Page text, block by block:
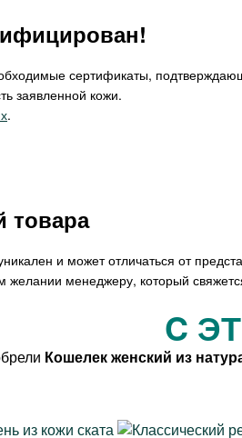
сертификаты,
заявленной кожи.
.
товара
и может отличаться от
менеджеру, который
C
Кошелек женский из